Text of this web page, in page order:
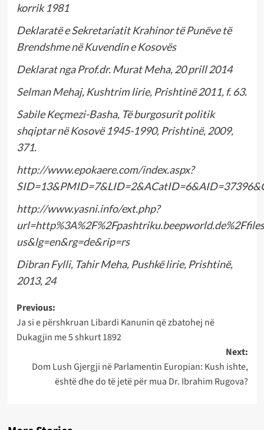
korrik 1981
Deklaratë e Sekretariatit Krahinor të Punëve të
Brendshme në Kuvendin e Kosovës
Deklarat nga Prof.dr. Murat Meha, 20 prill 2014
Selman Mehaj, Kushtrim lirie, Prishtinë 2011, f. 63.
Sabile Keçmezi-Basha, Të burgosurit politik
shqiptar në Kosovë 1945-1990, Prishtinë, 2009,
371.
http://www.epokaere.com/index.aspx?
http://www.yasni.info/ext.php?
us&lg=en&rg=de&rip=rs
Dibran Fylli, Tahir Meha, Pushkë lirie, Prishtinë,
2013, 24
Post
navigation
Previous:
Ja si e përshkruan Libardi Kanunin që zbatohej në
Dukagjin me 5 shkurt 1892
Next:
Dom Lush Gjergji në Parlamentin Europian: Kush ishte,
është dhe do të jetë për mua Dr. Ibrahim Rugova?